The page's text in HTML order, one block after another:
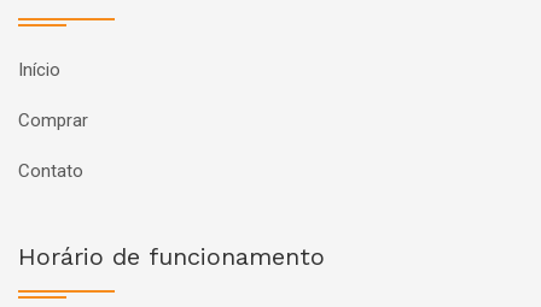
Início
Comprar
Contato
Horário de funcionamento